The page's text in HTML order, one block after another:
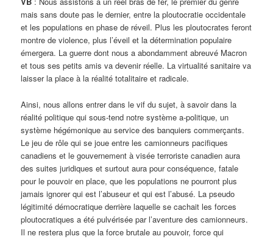
mais sans doute pas le dernier, entre la ploutocratie occidentale
et les populations en phase de réveil. Plus les ploutocrates feront
montre de violence, plus l’éveil et la détermination populaire
émergera. La guerre dont nous a abondamment abreuvé Macron
et tous ses petits amis va devenir réelle. La virtualité sanitaire va
laisser la place à la réalité totalitaire et radicale.
Ainsi, nous allons entrer dans le vif du sujet, à savoir dans la
réalité politique qui sous-tend notre système a-politique, un
système hégémonique au service des banquiers commerçants.
Le jeu de rôle qui se joue entre les camionneurs pacifiques
canadiens et le gouvernement à visée terroriste canadien aura
des suites juridiques et surtout aura pour conséquence, fatale
pour le pouvoir en place, que les populations ne pourront plus
jamais ignorer qui est l’abuseur et qui est l’abusé. La pseudo
légitimité démocratique derrière laquelle se cachait les forces
ploutocratiques a été pulvérisée par l’aventure des camionneurs.
Il ne restera plus que la force brutale au pouvoir, force qui